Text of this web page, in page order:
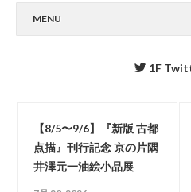
MENU
1F
【8/5〜9/6】『新版 古都
点描』刊行記念 京の片隅
井澤元一油絵小品展